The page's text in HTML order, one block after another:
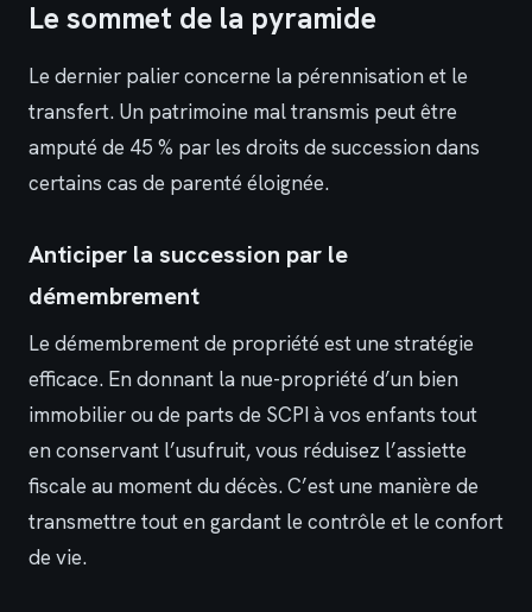
Le sommet de la pyramide
Le dernier palier concerne la pérennisation et le
transfert. Un patrimoine mal transmis peut être
amputé de 45 % par les droits de succession dans
certains cas de parenté éloignée.
Anticiper la succession par le
démembrement
Le démembrement de propriété est une stratégie
efficace. En donnant la nue-propriété d’un bien
immobilier ou de parts de SCPI à vos enfants tout
en conservant l’usufruit, vous réduisez l’assiette
fiscale au moment du décès. C’est une manière de
transmettre tout en gardant le contrôle et le confort
de vie.